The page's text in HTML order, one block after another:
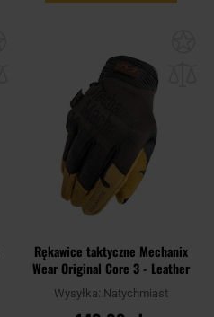
Rękawice taktyczne Mechanix
Wear Original Core 3 - Leather
Wysyłka: Natychmiast